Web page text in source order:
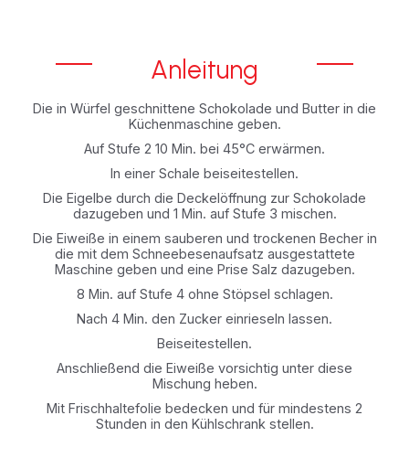
Anleitung
Die in Würfel geschnittene Schokolade und Butter in die
Küchenmaschine geben.
Auf Stufe 2 10 Min. bei 45°C erwärmen.
In einer Schale beiseitestellen.
Die Eigelbe durch die Deckelöffnung zur Schokolade
dazugeben und 1 Min. auf Stufe 3 mischen.
Die Eiweiße in einem sauberen und trockenen Becher in
die mit dem Schneebesenaufsatz ausgestattete
Maschine geben und eine Prise Salz dazugeben.
8 Min. auf Stufe 4 ohne Stöpsel schlagen.
Nach 4 Min. den Zucker einrieseln lassen.
Beiseitestellen.
Anschließend die Eiweiße vorsichtig unter diese
Mischung heben.
Mit Frischhaltefolie bedecken und für mindestens 2
Stunden in den Kühlschrank stellen.